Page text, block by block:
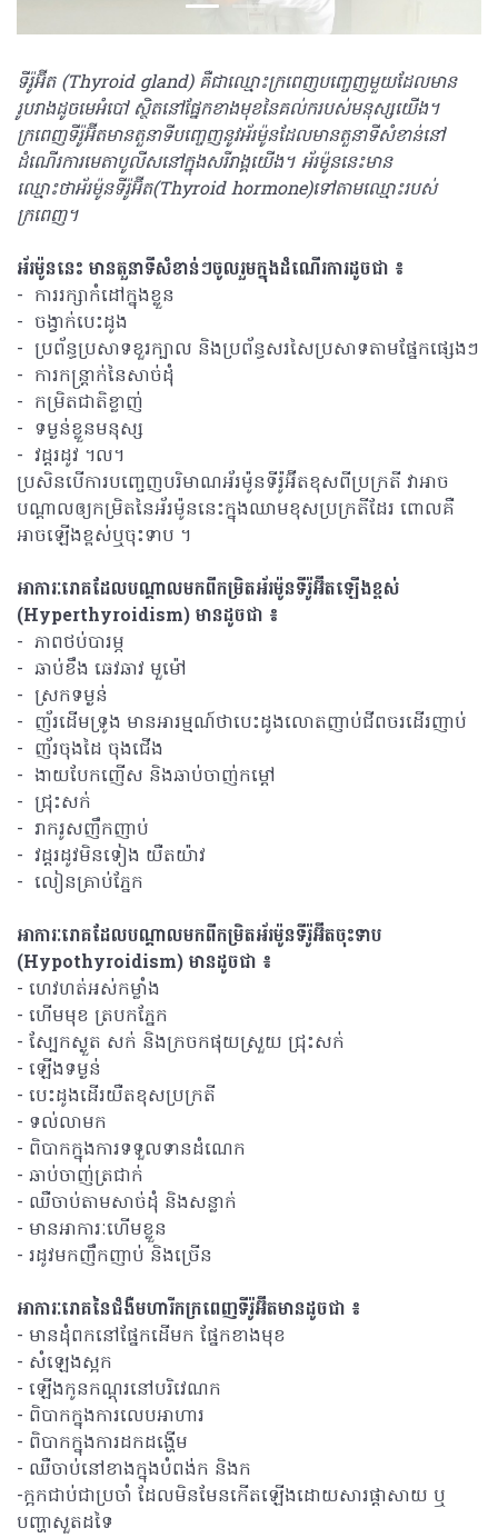
ទីរ៉ូអ៊ីត (Thyroid gland) គឺជាឈ្មោះក្រពេញបញ្ចេញមួយដែលមាន
រូបរាងដូចមេអំបៅ ស្ថិតនៅផ្នែកខាងមុខនៃគល់ករបស់មនុស្សយើង។
ក្រពេញទីរ៉ូអ៊ីតមានតួនាទីបញ្ចេញនូវអ័រម៉ូនដែលមានតួនាទីសំខាន់នៅ
ដំណើរការមេតាបូលីសនៅក្នុងសរីរាង្គយើង។ អ័រម៉ូននេះមាន
ឈ្មោះថាអ័រម៉ូនទីរ៉ូអ៊ីត(Thyroid hormone)ទៅតាមឈ្មោះរបស់
ក្រពេញ។
អ័រម៉ូននេះ មានតួនាទីសំខាន់ៗចូលរួមក្នុងដំណើរការដូចជា ៖
- ការរក្សាកំដៅក្នុងខ្លួន
- ចង្វាក់បេះដូង
- ប្រព័ន្ធប្រសាទខួរក្បាល និងប្រព័ន្ធសរសៃប្រសាទតាមផ្នែកផ្សេងៗ
- ការកន្ត្រាក់នៃសាច់ដុំ
- កម្រិតជាតិខ្លាញ់
- ទម្ងន់ខ្លួនមនុស្ស
- វដ្តរដូវ ។ល។
ប្រសិនបើការបញ្ចេញបរិមាណអ័រម៉ូនទីរ៉ូអ៊ីតខុសពីប្រក្រតី វាអាច
បណ្តាលឲ្យកម្រិតនៃអ័រម៉ូននេះក្នុងឈាមខុសប្រក្រតីដែរ ពោលគឺ
អាចឡើងខ្ពស់ឬចុះទាប ។
អាការៈរោគដែលបណ្តាលមកពីកម្រិតអ័រម៉ូនទីរ៉ូអ៊ីតឡើងខ្ពស់
(Hyperthyroidism) មានដូចជា ៖
- ភាពថប់បារម្ភ
- ឆាប់ខឹង ឆេវឆាវ មួម៉ៅ
- ស្រកទម្ងន់
- ញ័រដើមទ្រូង មានអារម្មណ៍ថាបេះដូងលោតញាប់ជីពចរដើរញាប់
- ញ័រចុងដៃ ចុងជើង
- ងាយបែកញើស និងឆាប់ចាញ់កម្តៅ
- ជ្រុះសក់
- រាករូសញឹកញាប់
- វដ្តរដូវមិនទៀង យឺតយ៉ាវ
- លៀនគ្រាប់ភ្នែក
អាការៈរោគដែលបណ្តាលមកពីកម្រិតអ័រម៉ូនទីរ៉ូអ៊ីតចុះទាប
(Hypothyroidism) មានដូចជា ៖
- ហេវហត់អស់កម្លាំង
- ហើមមុខ ត្របកភ្នែក
- ស្បែកស្ងួត សក់ និងក្រចកផុយស្រួយ ជ្រុះសក់
- ឡើងទម្ងន់
- បេះដូងដើរយឺតខុសប្រក្រតី
- ទល់លាមក
- ពិបាកក្នុងការទទួលទានដំណេក
- ឆាប់ចាញ់ត្រជាក់
- ឈឺចាប់តាមសាច់ដុំ និងសន្លាក់
- មានអាការៈហើមខ្លួន
- រដូវមកញឹកញាប់ និងច្រើន
អាការៈរោគនៃជំងឺមហារីកក្រពេញទីរ៉ូអ៊ីតមានដូចជា ៖
- មានដុំពកនៅផ្នែកដើមក ផ្នែកខាងមុខ
- សំឡេងស្អក
- ឡើងកូនកណ្តុរនៅបរិវេណក
- ពិបាកក្នុងការលេបអាហារ
- ពិបាកក្នុងការដកដង្ហើម
- ឈឺចាប់នៅខាងក្នុងបំពង់ក និងក
-ក្អកជាប់ជាប្រចាំ ដែលមិនមែនកើតឡើងដោយសារផ្តាសាយ ឬ
បញ្ហាសួតដទៃ